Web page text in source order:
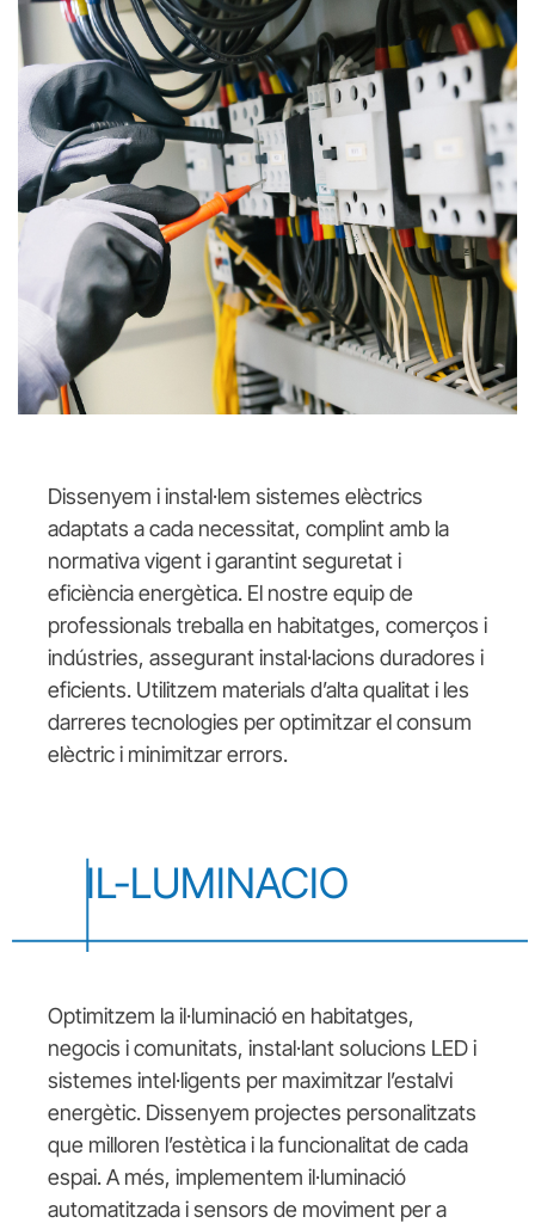
Dissenyem i instal·lem sistemes elèctrics
adaptats a cada necessitat, complint amb la
normativa vigent i garantint seguretat i
eficiència energètica. El nostre equip de
professionals treballa en habitatges, comerços i
indústries, assegurant instal·lacions duradores i
eficients. Utilitzem materials d’alta qualitat i les
darreres tecnologies per optimitzar el consum
elèctric i minimitzar errors.
IL-LUMINACIO
Optimitzem la il·luminació en habitatges,
negocis i comunitats, instal·lant solucions LED i
sistemes intel·ligents per maximitzar l’estalvi
energètic. Dissenyem projectes personalitzats
que milloren l’estètica i la funcionalitat de cada
espai. A més, implementem il·luminació
automatitzada i sensors de moviment per a